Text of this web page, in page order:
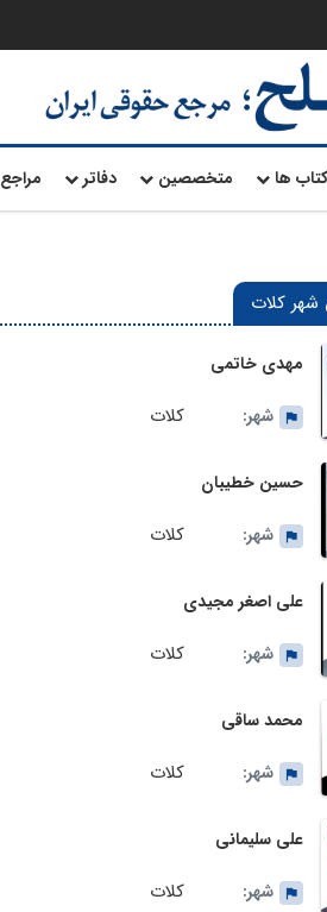
کتاب ها متخصصین دفاتر مراجع
شهر کلات
مهدی خاتمی
شهر:
کلات
حسین خطیبان
شهر:
کلات
علی اصغر مجیدی
شهر:
کلات
محمد ساقی
شهر:
کلات
علی سلیمانی
شهر:
کلات